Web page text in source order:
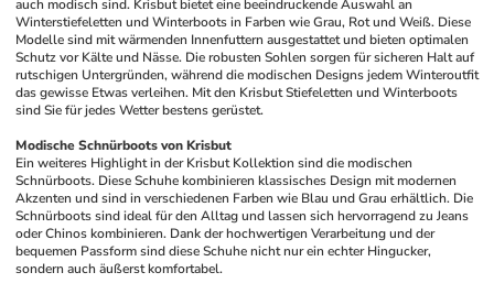
auch modisch sind. Krisbut bietet eine beeindruckende Auswahl an
Winterstiefeletten und Winterboots in Farben wie Grau, Rot und Weiß. Diese
Modelle sind mit wärmenden Innenfuttern ausgestattet und bieten optimalen
Schutz vor Kälte und Nässe. Die robusten Sohlen sorgen für sicheren Halt auf
rutschigen Untergründen, während die modischen Designs jedem Winteroutfit
das gewisse Etwas verleihen. Mit den Krisbut Stiefeletten und Winterboots
sind Sie für jedes Wetter bestens gerüstet.
Modische Schnürboots von Krisbut
Ein weiteres Highlight in der Krisbut Kollektion sind die modischen
Schnürboots. Diese Schuhe kombinieren klassisches Design mit modernen
Akzenten und sind in verschiedenen Farben wie Blau und Grau erhältlich. Die
Schnürboots sind ideal für den Alltag und lassen sich hervorragend zu Jeans
oder Chinos kombinieren. Dank der hochwertigen Verarbeitung und der
bequemen Passform sind diese Schuhe nicht nur ein echter Hingucker,
sondern auch äußerst komfortabel.